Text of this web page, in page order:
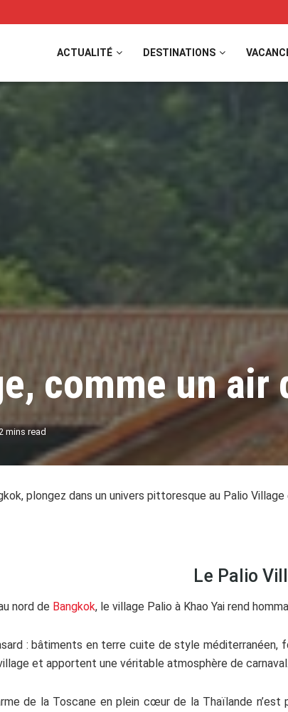
ACTUALITÉ DESTINATIONS
comme un air
mins read
plongez dans un univers pittoresque au Palio
Le Palio
nord de Bangkok, le village Palio à Khao Yai rend
: bâtiments en terre cuite de style
et apportent une véritable atmosphère de carnaval.
de la Toscane en plein cœur de la Thaïlande